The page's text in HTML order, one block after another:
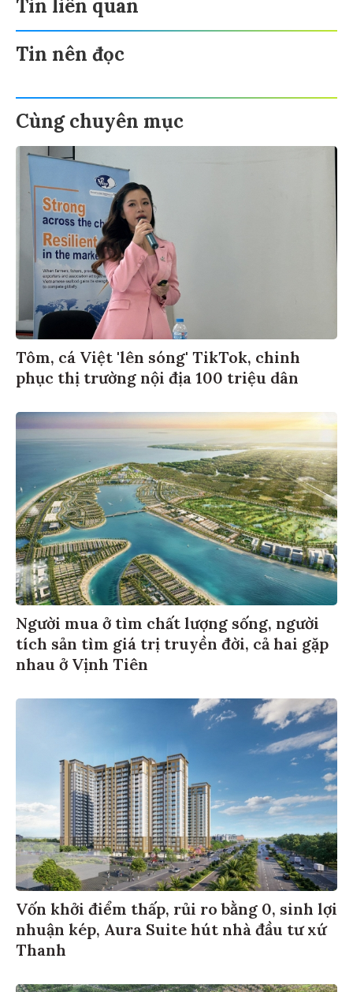
Tin nên đọc
Cùng chuyên mục
Tôm, cá Việt 'lên sóng' TikTok, chinh
phục thị trường nội địa 100 triệu dân
Người mua ở tìm chất lượng sống, người
tích sản tìm giá trị truyền đời, cả hai gặp
nhau ở Vịnh Tiên
Vốn khởi điểm thấp, rủi ro bằng 0, sinh lợi
nhuận kép, Aura Suite hút nhà đầu tư xứ
Thanh